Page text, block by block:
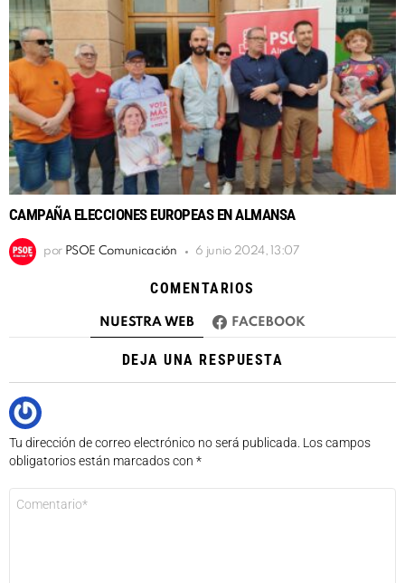
CAMPAÑA ELECCIONES EUROPEAS EN ALMANSA
por PSOE Comunicación 6 junio 2024, 13:07
COMENTARIOS
NUESTRA WEB FACEBOOK
DEJA UNA RESPUESTA
Tu dirección de correo electrónico no será publicada. Los campos
obligatorios están marcados con *